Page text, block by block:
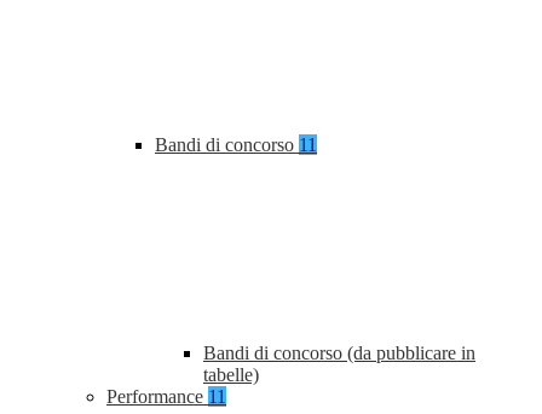
Bandi di concorso 11
Bandi di concorso (da pubblicare in
tabelle)
Performance 11